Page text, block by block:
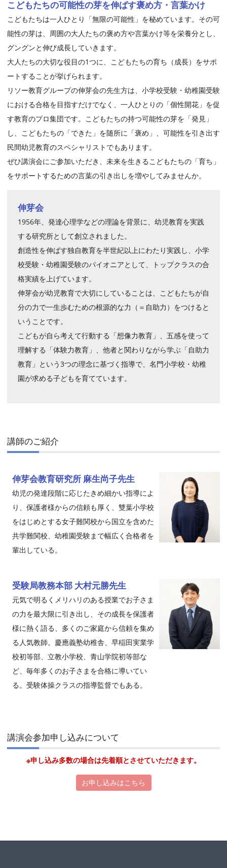
こどもたちの可能性の芽を伸ばす褒め方・言葉かけ
こどもたちは一人ひとり「無限の可能性」を秘めています。その可
能性の芽は、周囲の大人たちの褒め方や言葉かけ等を栄養分とし、
グングンと伸び成長していきます。
大人たちの大切な役目の1つに、こどもたちの育ち（成長）をサポ
ートすることが挙げられます。
リソー教育グループの伸芽会の先生方は、小学校受験・幼稚園受験
における合格を目指すだけでなく、一人ひとりの「個性開花」を促
す教育のプロ集団です。こどもたちの持つ可能性の芽を「発見」
し、こどもたちの「できた」を随所に「褒め」、可能性を引き出す
民間幼児教育のスペシャリストでもあります。
ぜひ講演会にご参加いただき、未来を生きるこどもたちの「育ち」
をサポートするための言葉の引き出しを増やしてみませんか。
伸芽会
1956年、発達心理学などの理論を背景に、幼児教育を実践
する研究所として創立されました。
創造性を伸ばす独自教育を半世紀以上にわたり実践し、小学
校受験・幼稚園受験のパイオニアとして、トップクラスの合
格実績を上げています。
伸芽会が幼児教育で大切にしていることは、こどもたちが自
分の力で一生歩むための根源的な力（＝自助力）をつけると
いうことです。
こどもが自ら考えて行動する「想像力教育」、五感を使って
理解する「体験力教育」、他者と関わりながら学ぶ「自助力
教育」という3つの理念に基づく指導で、名門小学校・幼稚
園が求める子どもを育てています。
講師のご紹介
伸芽会教育研究所 麻生尚子先生
幼児の発達段階に応じたきめ細かい指導によ
り、保護者様からの信頼も厚く、雙葉小学校
をはじめとする女子難関校から国立を含めた
共学難関校、幼稚園受験まで幅広く合格者を
輩出している。
受験局教務本部 大村元勝先生
元気で明るくメリハリのある授業でお子さま
の力を最大限に引き出し、その成長を保護者
様に熱く語る、多くのご家庭から信頼を集め
る人気教師。慶應義塾幼稚舎、早稲田実業学
校初等部、立教小学校、青山学院初等部な
ど、毎年多くのお子さまを合格に導いてい
る。受験体操クラスの指導監督でもある。
講演会参加申し込みについて
※申し込み多数の場合は先着順とさせていただきます。
お申し込みはこちら